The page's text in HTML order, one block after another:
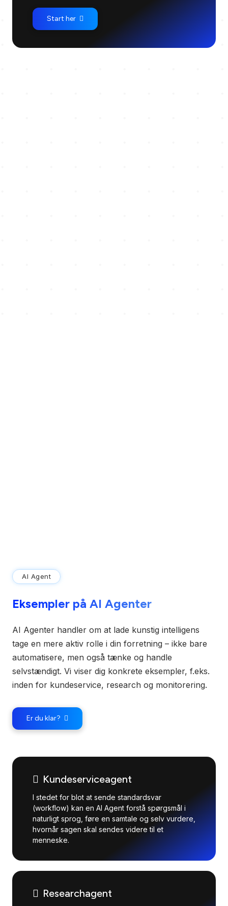
Start her
AI Agent
Eksempler på AI Agenter
AI Agenter handler om at lade kunstig intelligens
tage en mere aktiv rolle i din forretning – ikke bare
automatisere, men også tænke og handle
selvstændigt. Vi viser dig konkrete eksempler, f.eks.
inden for kundeservice, research og monitorering.
Er du klar?
Kundeserviceagent
I stedet for blot at sende standardsvar
(workflow) kan en AI Agent forstå spørgsmål i
naturligt sprog, føre en samtale og selv vurdere,
hvornår sagen skal sendes videre til et
menneske.
Researchagent